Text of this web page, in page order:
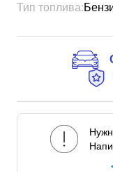
Тип топлива: